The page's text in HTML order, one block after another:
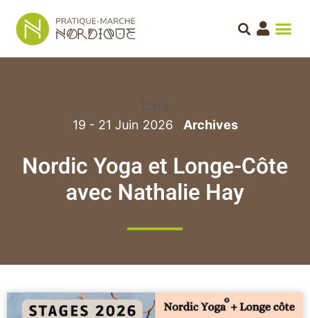
Date
19 - 21 Juin 2026
Nordic Yoga et Longe-Côte
avec Nathalie Hay